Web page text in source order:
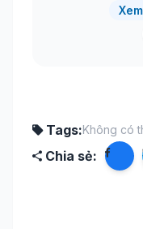
Tags:Không có
Chia sẻ: